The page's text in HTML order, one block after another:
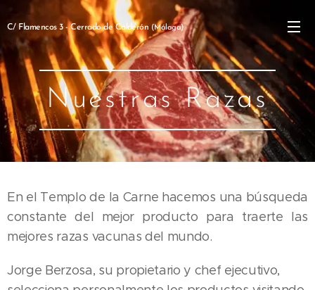
C/ Flamencos 3 - Cerrado de Calderón (Málaga)
Nuestras Razas
En el Templo de la Carne hacemos una búsqueda
constante del mejor producto para traerte las
mejores razas vacunas del mundo.
Jorge Berzosa, su propietario y chef ejecutivo,